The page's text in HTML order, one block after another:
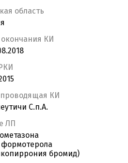
область
КИ
КИ
С.п.А.
ЛП
бромид)